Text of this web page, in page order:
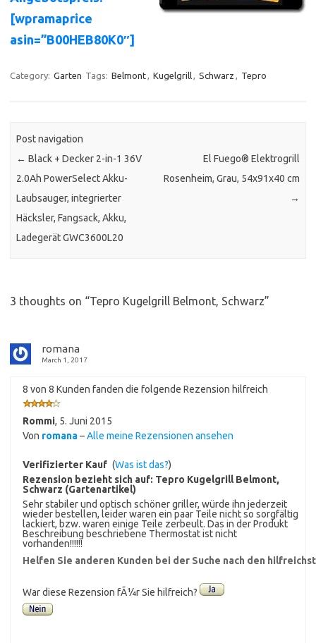
[wpramaprice
asin=”B00HEB80K0″]
Category: Garten Tags: Belmont, Kugelgrill, Schwarz , Tepro
Post navigation
← Black + Decker 2-in-1 36V
2.0Ah PowerSelect Akku-
Laubsauger, integrierter
Häcksler, Fangsack, Akku,
Ladegerät GWC3600L20
El Fuego® Elektrogrill
Rosenheim, Grau, 54x91x40 cm
→
3 thoughts on “Tepro Kugelgrill Belmont, Schwarz”
romana
March 1, 2017
8 von 8 Kunden fanden die folgende Rezension hilfreich
Rommi, 5. Juni 2015
Von romana–Alle meine Rezensionen ansehen
Verifizierter Kauf (Was ist das?)
Rezension bezieht sich auf: Tepro Kugelgrill Belmont,
Schwarz (Gartenartikel)
Sehr stabiler und optisch schöner griller, würde ihn jederzeit
wieder bestellen, leider waren ein paar Teile nicht so sorgfältig
lackiert, bzw. waren einige Teile zerbeult. Das in der Produkt
Beschreibung beschriebene Thermostat ist nicht
vorhanden!!!!!!
Helfen Sie anderen Kunden bei der Suche nach den
War diese Rezension fÃ¼r Sie hilfreich?